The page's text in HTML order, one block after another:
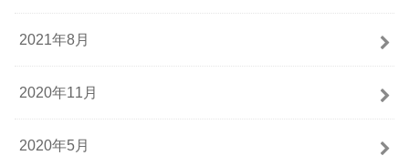
2021年8月
2020年11月
2020年5月